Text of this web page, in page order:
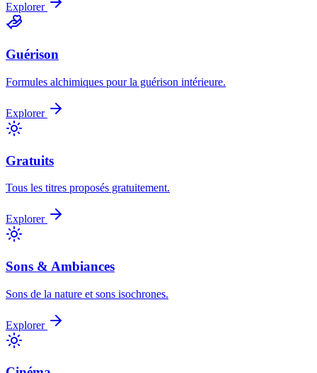
Explorer
Guérison
Formules alchimiques pour la guérison intérieure.
Explorer
Gratuits
Tous les titres proposés gratuitement.
Explorer
Sons & Ambiances
Sons de la nature et sons isochrones.
Explorer